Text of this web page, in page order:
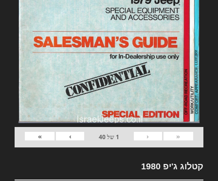
«
‹
1 של40
›
»
קטלוג ג'יפ 1980